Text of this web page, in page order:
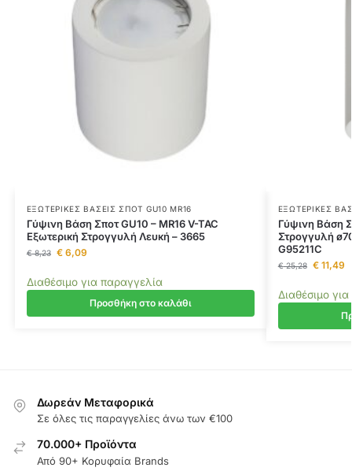
ΕΞΩΤΕΡΙΚΈΣ ΒΆΣΕΙΣ ΣΠΟΤ GU10 MR16
Γύψινη Βάση Σποτ GU10 – MR16 V-TAC
Εξωτερική Στρογγυλή Λευκή – 3665
€8,23 €6,09
Διαθέσιμο για παραγγελία
Προσθήκη στο καλάθι
ΕΞΩΤΕΡΙΚΈΣ
Γύψινη Βάση
Στρογγυλή
G95211C
€25,28 €11,49
Διαθέσιμο
Δωρεάν Μεταφορικά
Σε όλες τις παραγγελίες άνω των €100
70.000+ Προϊόντα
Από 90+ Κορυφαία Brands